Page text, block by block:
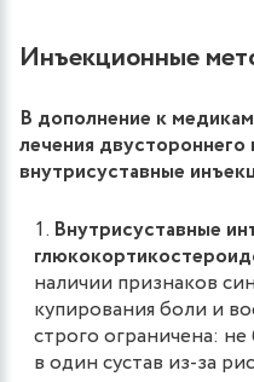
Инъекционные
В дополнение к
лечения
внутрисуставные
Внутрисуставные
наличии признаков
купирования боли и
строго ограничена:
в один сустав из-за